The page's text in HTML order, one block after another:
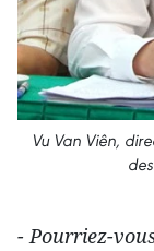
Vu Van Viên,
- Pourriez-